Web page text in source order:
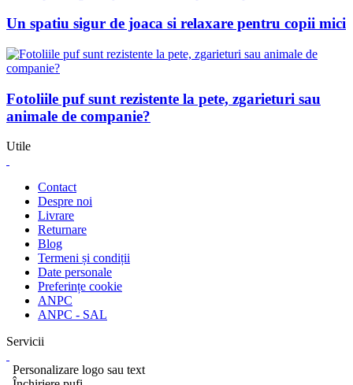
Un spatiu sigur de joaca si relaxare pentru copii mici
Fotoliile puf sunt rezistente la pete, zgarieturi sau
animale de companie?
Utile
Contact
Despre noi
Livrare
Returnare
Blog
Termeni și condiții
Date personale
Preferințe cookie
ANPC
ANPC - SAL
Servicii
Personalizare logo sau text